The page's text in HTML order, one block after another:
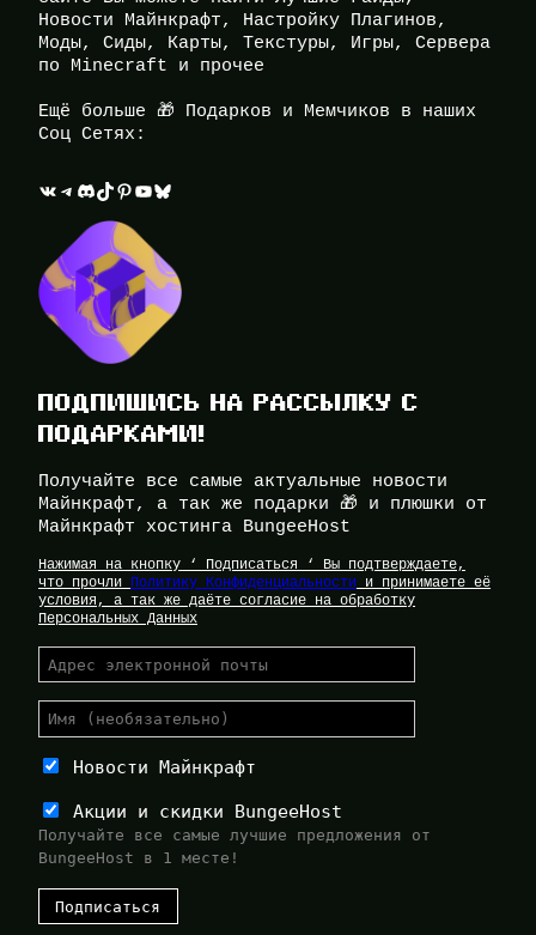
Новости Майнкрафт, Настройку Плагинов,
Моды, Сиды, Карты, Текстуры, Игры, Сервера
по Minecraft и прочее
Ещё больше 🎁 Подарков и Мемчиков в наших
Соц Сетях:
ВКонтакте Telegram Discord TikTok Pinterest YouTube Bluesky
ПОДПИШИСЬ НА РАССЫЛКУ С
ПОДАРКАМИ!
Получайте все самые актуальные новости
Майнкрафт, а так же подарки 🎁 и плюшки от
Майнкрафт хостинга BungeeHost
Нажимая на кнопку ‘ Подписаться ‘ Вы подтверждаете,
что прочли Политику Конфиденциальности и принимаете её
условия, а так же даёте согласие на обработку
Персональных Данных
Новости Майнкрафт
Акции и скидки BungeeHost
Получайте все самые лучшие предложения от
BungeeHost в 1 месте!